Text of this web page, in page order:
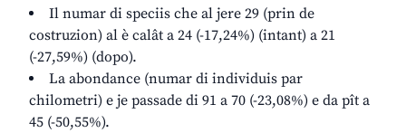
Il numar di speciis che al jere 29 (prin de
costruzion) al è calât a 24 (-17,24%) (intant) a 21
(-27,59%) (dopo).
La abondance (numar di individuis par
chilometri) e je passade di 91 a 70 (-23,08%) e da pît a
45 (-50,55%).